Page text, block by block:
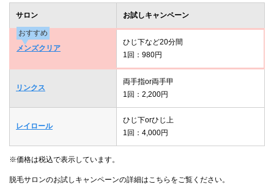
サロン お試しキャンペーン
おすすめ
メンズクリア
ひじ下など20分間
1回：980円
リンクス
両手指or両手甲
1回：2,200円
レイロール
ひじ下orひじ上
1回：4,000円
※価格は税込で表示しています。
脱毛サロンのお試しキャンペーンの詳細はこちらをご覧ください。